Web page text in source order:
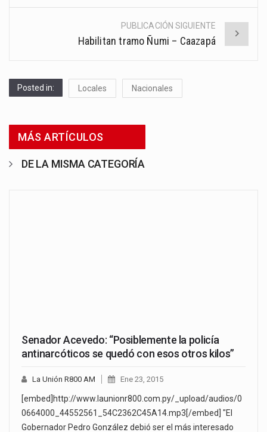
PUBLICACIÓN SIGUIENTE
Habilitan tramo Ñumi – Caazapá
Posted in: Locales Nacionales
MÁS ARTÍCULOS
DE LA MISMA CATEGORÍA
Senador Acevedo: “Posiblemente la policía
antinarcóticos se quedó con esos otros kilos”
La Unión R800 AM Ene 23, 2015
[embed]http://www.launionr800.com.py/_upload/audios/0
0664000_44552561_54C2362C45A14.mp3[/embed] "El
Gobernador Pedro González debió ser el más interesado